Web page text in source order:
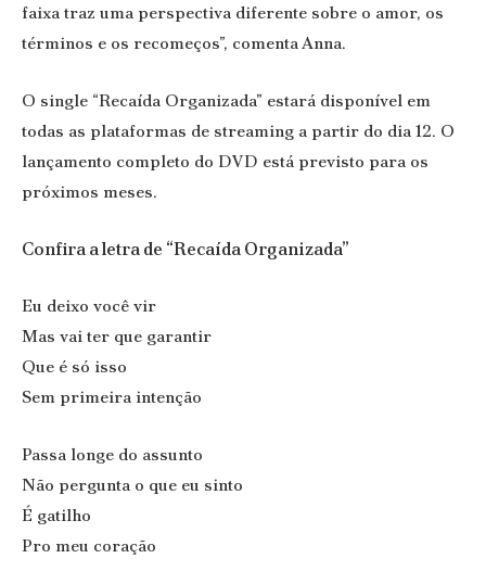
faixa traz uma perspectiva diferente sobre o amor, os
términos e os recomeços”, comenta Anna.
O single “Recaída Organizada” estará disponível em
todas as plataformas de streaming a partir do dia 12. O
lançamento completo do DVD está previsto para os
próximos meses.
Confira a letra de “Recaída Organizada”
Eu deixo você vir
Mas vai ter que garantir
Que é só isso
Sem primeira intenção
Passa longe do assunto
Não pergunta o que eu sinto
É gatilho
Pro meu coração